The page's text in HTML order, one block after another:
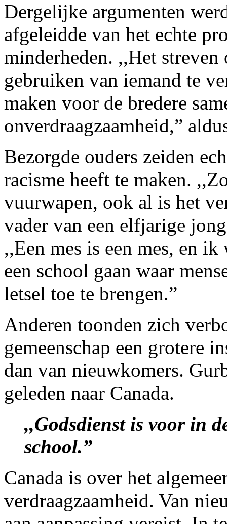
Dergelijke argumenten
afgeleidde van het echte
minderheden. ,,Het
gebruiken van iemand te
maken voor de bredere
onverdraagzaamheid,”
Bezorgde ouders zeiden
racisme heeft te maken.
vuurwapen, ook al is het
vader van een elfjarige
,,Een mes is een mes, en
een school gaan waar
letsel toe te brengen.”
Anderen toonden zich
gemeenschap een grotere
dan van nieuwkomers.
geleden naar Canada.
,,Godsdienst is voor in
school.”
Canada is over het
verdraagzaamheid. Van